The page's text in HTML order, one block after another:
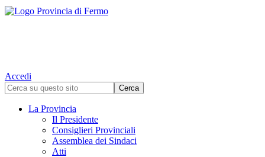
Accedi
La Provincia
Il Presidente
Consiglieri Provinciali
Assemblea dei Sindaci
Atti